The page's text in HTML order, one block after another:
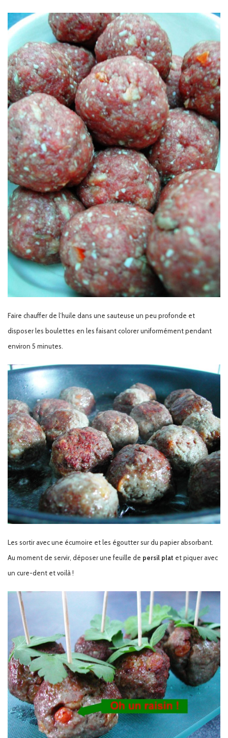
Faire chauffer de l’huile dans une sauteuse un peu profonde et
disposer les boulettes en les faisant colorer uniformément pendant
environ 5 minutes.
Les sortir avec une écumoire et les égoutter sur du papier absorbant.
Au moment de servir, déposer une feuille de persil plat et piquer avec
un cure-dent et voilà !